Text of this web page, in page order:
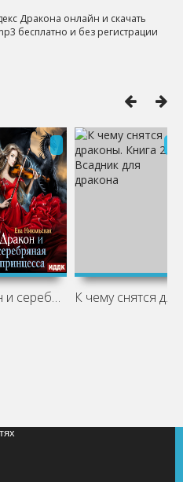
Дракона онлайн и скачать
бесплатно и без регистрации
Дракон и серебряная принцесса К чему снятся драконы. Книга 2. Всадник